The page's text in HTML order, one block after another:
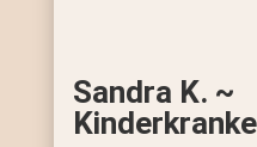
Sandra K. ~